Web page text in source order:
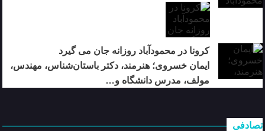
کرونا در محمودآباد روزانه جان می گیرد
ایمان خسروی؛ هنرمند، دکتر باستان‌شناس، مهندس،
مولف، مدرس دانشگاه و…
تصادفی